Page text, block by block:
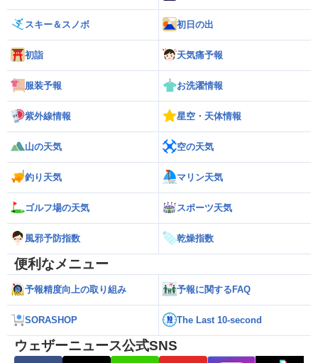
スキー＆スノボ 初日の出
初詣 天気痛予報
服装予報 お洗濯情報
紫外線情報 星空・天体情報
山の天気 空の天気
釣り天気 マリン天気
ゴルフ場の天気 スポーツ天気
風邪予防指数 乾燥指数
便利なメニュー
予報精度向上の取り組み 予報に関するFAQ
SORASHOP The Last 10-second
ウェザーニュース公式SNS